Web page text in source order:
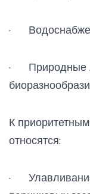
·
· Природные
К
относятся:
·